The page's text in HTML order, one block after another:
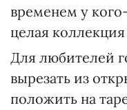
временем у
целая
Для любителей
вырезать из
положить на